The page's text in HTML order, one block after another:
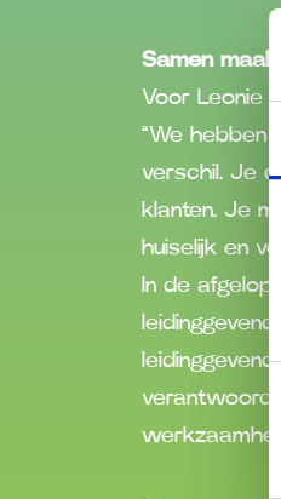
Samen
Voor Leonie
“We hebben
verschil. Je
klanten. Je
huiselijk en
In de